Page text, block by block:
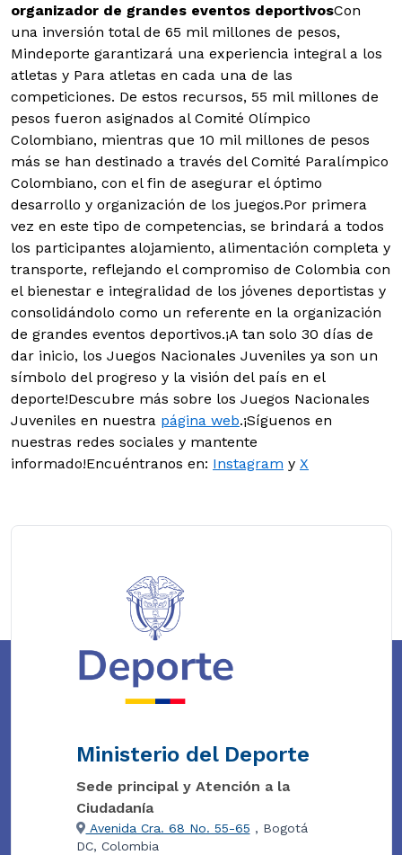
organizador de grandes eventos deportivosCon
una inversión total de 65 mil millones de pesos,
Mindeporte garantizará una experiencia integral a los
atletas y Para atletas en cada una de las
competiciones. De estos recursos, 55 mil millones de
pesos fueron asignados al Comité Olímpico
Colombiano, mientras que 10 mil millones de pesos
más se han destinado a través del Comité Paralímpico
Colombiano, con el fin de asegurar el óptimo
desarrollo y organización de los juegos.Por primera
vez en este tipo de competencias, se brindará a todos
los participantes alojamiento, alimentación completa y
transporte, reflejando el compromiso de Colombia con
el bienestar e integralidad de los jóvenes deportistas y
consolidándolo como un referente en la organización
de grandes eventos deportivos.¡A tan solo 30 días de
dar inicio, los Juegos Nacionales Juveniles ya son un
símbolo del progreso y la visión del país en el
deporte!Descubre más sobre los Juegos Nacionales
Juveniles en nuestra página web.¡Síguenos en
nuestras redes sociales y mantente
informado!Encuéntranos en: Instagram y X
Ministerio del Deporte
Sede principal y Atención a la
Ciudadanía
Avenida Cra. 68 No. 55-65 , Bogotá
DC, Colombia